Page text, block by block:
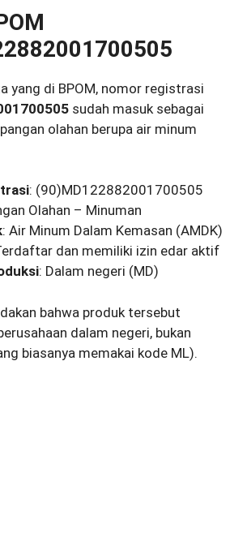
yang di BPOM, nomor registrasi
sudah masuk sebagai
olahan berupa air minum
: (90)MD122882001700505
Olahan – Minuman
: Air Minum Dalam Kemasan (AMDK)
dan memiliki izin edar aktif
: Dalam negeri (MD)
bahwa produk tersebut
dalam negeri, bukan
biasanya memakai kode ML).